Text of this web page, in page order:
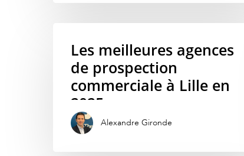
Les meilleures agences
de prospection
commerciale à Lille en
2025
Alexandre Gironde